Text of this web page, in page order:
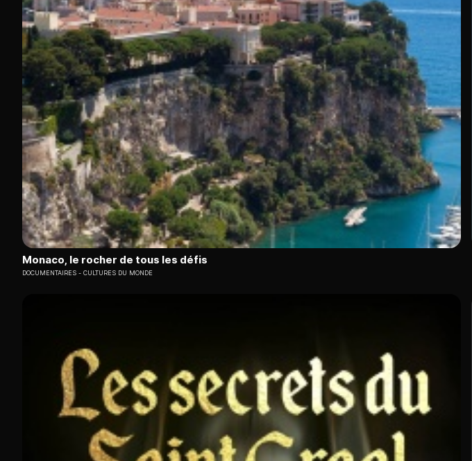
Monaco, le rocher de tous les défis
DOCUMENTAIRES CULTURES DU MONDE